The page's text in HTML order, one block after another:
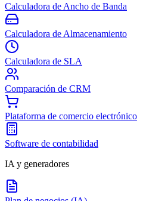
Calculadora de Ancho de Banda
Calculadora de Almacenamiento
Calculadora de SLA
Comparación de CRM
Plataforma de comercio electrónico
Software de contabilidad
IA y generadores